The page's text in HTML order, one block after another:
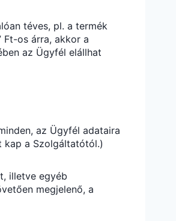
téves, pl. a termék
Ft-os árra, akkor a
az Ügyfél elállhat
az Ügyfél adataira
kap a Szolgáltatótól.)
illetve egyéb
megjelenő, a